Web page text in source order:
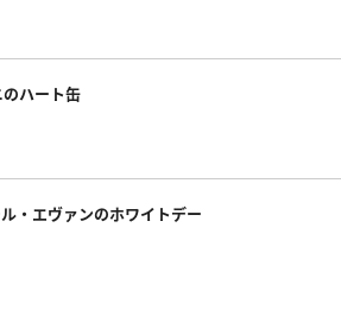
ハート缶
・エヴァンのホワイトデー